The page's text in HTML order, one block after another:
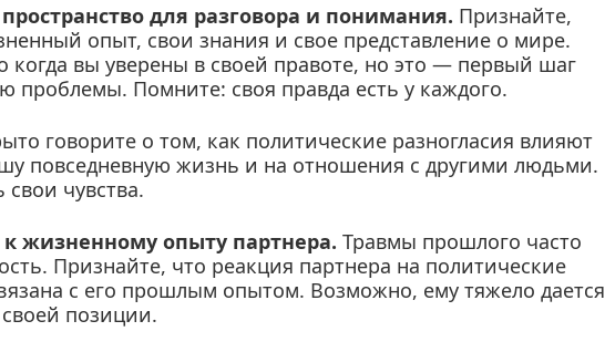
для разговора и понимания. Признайте,
опыт, свои знания и свое представление о мире.
когда вы уверены в своей правоте, но это — первый шаг
проблемы. Помните: своя правда есть у каждого.
говорите о том, как политические разногласия влияют
повседневную жизнь и на отношения с другими людьми.
чувства.
жизненному опыту партнера. Травмы прошлого часто
Признайте, что реакция партнера на политические
с его прошлым опытом. Возможно, ему тяжело дается
позиции.